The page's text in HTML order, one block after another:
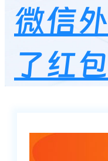
微信
了红包